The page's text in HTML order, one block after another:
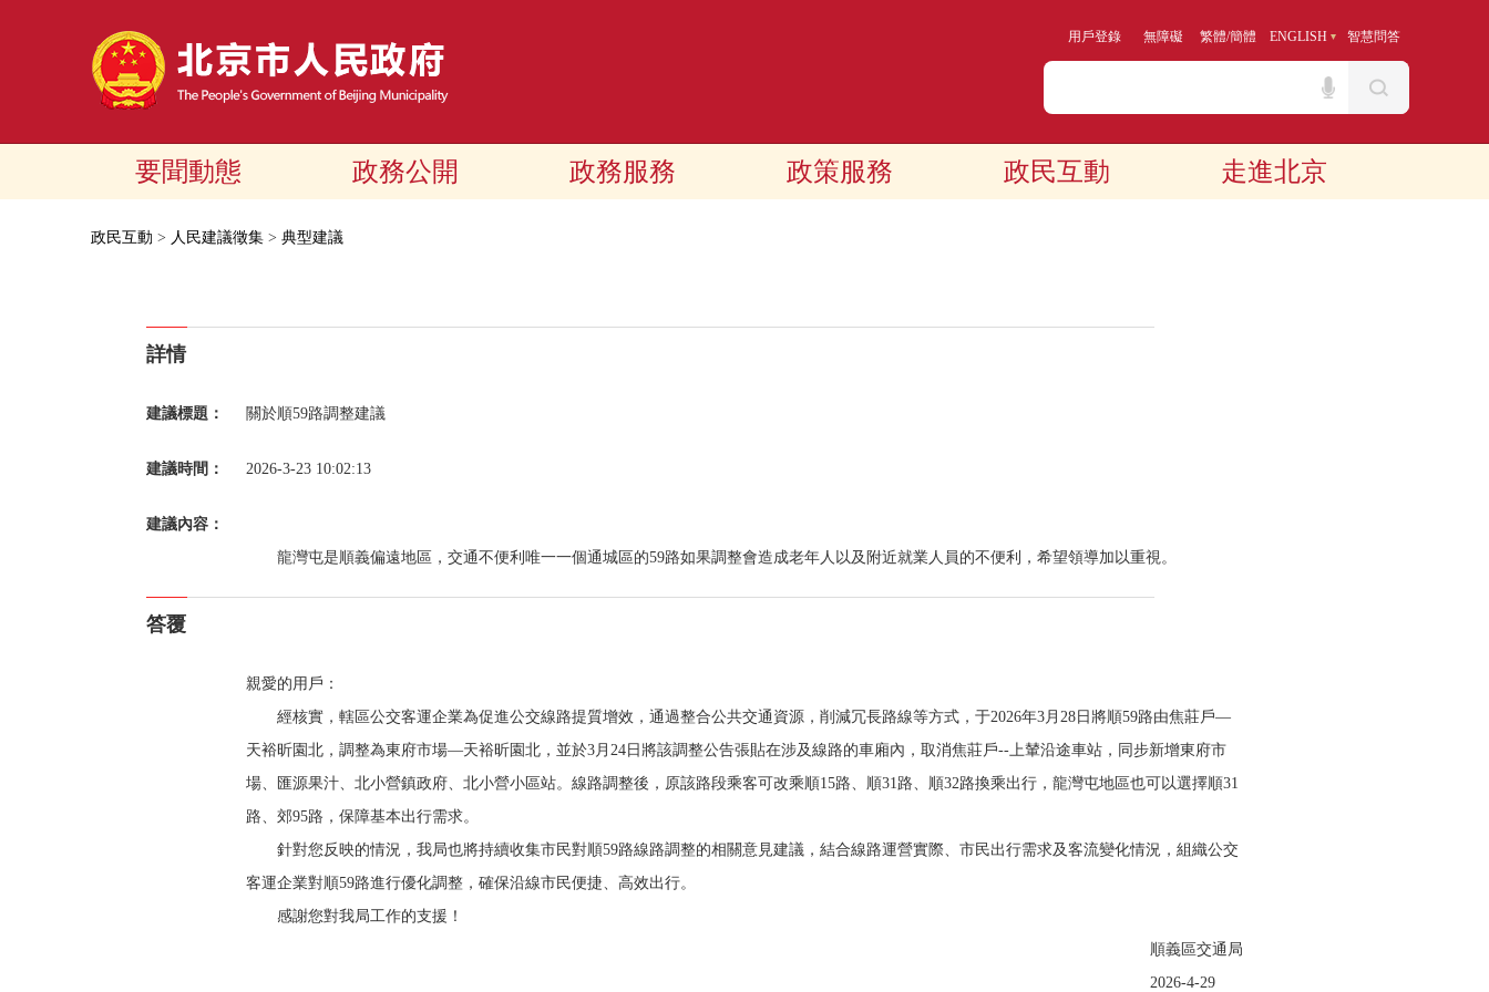
用戶登錄 無障礙 繁體/簡體 ENGLISH 智慧問答
要聞動態 政務公開 政務服務 政策服務 政民互動 走進北京
政民互動 > 人民建議徵集 > 典型建議
詳情
建議標題： 關於順59路調整建議
建議時間： 2026-3-23 10:02:13
建議內容：
龍灣屯是順義偏遠地區，交通不便利唯一一個通城區的59路如果調整會造成老年人以及附近就業人員的不便利，希望領導加以重視。
答覆
親愛的用戶：
經核實，轄區公交客運企業為促進公交線路提質增效，通過整合公共交通資源，削減冗長路線等方式，于2026年3月28日將順59路由焦莊戶—
天裕昕園北，調整為東府市場—天裕昕園北，並於3月24日將該調整公告張貼在涉及線路的車廂內，取消焦莊戶--上輦沿途車站，同步新增東府市
場、匯源果汁、北小營鎮政府、北小營小區站。線路調整後，原該路段乘客可改乘順15路、順31路、順32路換乘出行，龍灣屯地區也可以選擇順31
路、郊95路，保障基本出行需求。
針對您反映的情況，我局也將持續收集市民對順59路線路調整的相關意見建議，結合線路運營實際、市民出行需求及客流變化情況，組織公交
客運企業對順59路進行優化調整，確保沿線市民便捷、高效出行。
感謝您對我局工作的支援！
順義區交通局
2026-4-29